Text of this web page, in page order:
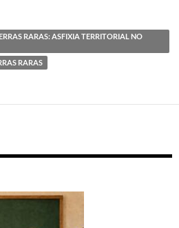
RARAS: ASFIXIA TERRITORIAL NO
RARAS